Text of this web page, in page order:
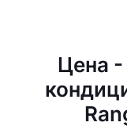
Цена